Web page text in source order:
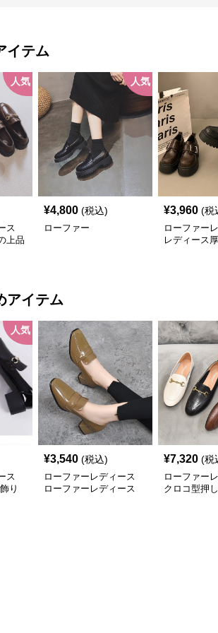
イテム
人気
ス
上品
人気
¥4,800 (税込)
ローファー
¥3,960 (税
ローファー
レディース
アイテム
人気
ス
り
¥3,540 (税込)
ローファーレディース
ローファーレディース
¥7,320 (税
ローファー
クロコ型押